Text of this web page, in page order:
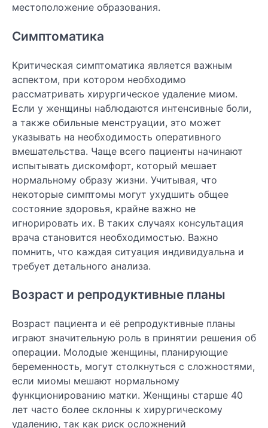
местоположение образования.
Симптоматика
Критическая симптоматика является важным
аспектом, при котором необходимо
рассматривать хирургическое удаление миом.
Если у женщины наблюдаются интенсивные боли,
а также обильные менструации, это может
указывать на необходимость оперативного
вмешательства. Чаще всего пациенты начинают
испытывать дискомфорт, который мешает
нормальному образу жизни. Учитывая, что
некоторые симптомы могут ухудшить общее
состояние здоровья, крайне важно не
игнорировать их. В таких случаях консультация
врача становится необходимостью. Важно
помнить, что каждая ситуация индивидуальна и
требует детального анализа.
Возраст и репродуктивные планы
Возраст пациента и её репродуктивные планы
играют значительную роль в принятии решения об
операции. Молодые женщины, планирующие
беременность, могут столкнуться с сложностями,
если миомы мешают нормальному
функционированию матки. Женщины старше 40
лет часто более склонны к хирургическому
удалению, так как риск осложнений